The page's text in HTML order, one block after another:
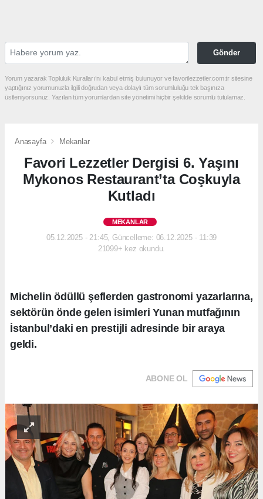
Gönder
Yorum yazarak Topluluk Kuralları’nı kabul etmiş bulunuyor ve favorilezzetler.com.tr sitesine
yaptığınız yorumunuzla ilgili doğrudan veya dolaylı tüm sorumluluğu tek başınıza
üstleniyorsunuz. Yazılan tüm yorumlardan site yönetimi hiçbir şekilde sorumlu tutulamaz.
Anasayfa Mekanlar
Favori Lezzetler Dergisi 6. Yaşını
Mykonos Restaurant’ta Coşkuyla
Kutladı
MEKANLAR
05.12.2025 - 21:45, Güncelleme: 06.12.2025 - 11:39
21099+ kez okundu.
Michelin ödüllü şeflerden gastronomi yazarlarına,
sektörün önde gelen isimleri Yunan mutfağının
İstanbul’daki en prestijli adresinde bir araya
geldi.
ABONE OL